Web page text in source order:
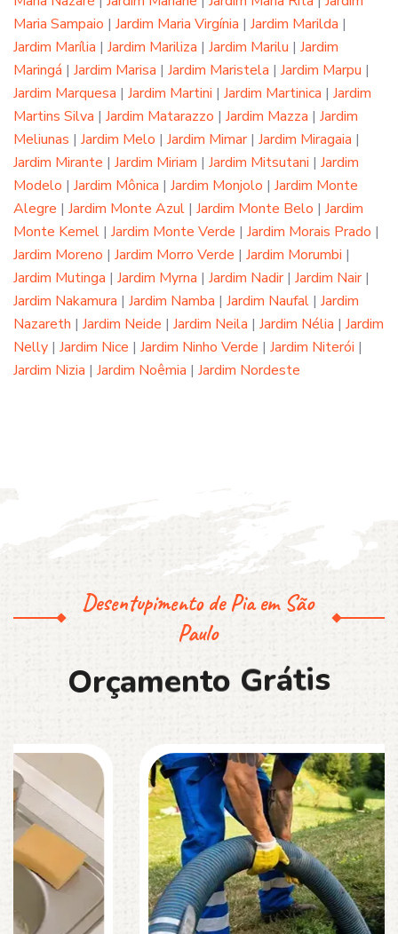
Maria Sampaio | Jardim Maria Virgínia | Jardim Marilda |
Jardim Marília | Jardim Mariliza | Jardim Marilu | Jardim
Maringá | Jardim Marisa | Jardim Maristela | Jardim Marpu |
Jardim Marquesa | Jardim Martini | Jardim Martinica | Jardim
Martins Silva | Jardim Matarazzo | Jardim Mazza | Jardim
Meliunas | Jardim Melo | Jardim Mimar| Jardim Miragaia |
Jardim Mirante | Jardim Miriam | Jardim Mitsutani | Jardim
Modelo | Jardim Mônica | Jardim Monjolo | Jardim Monte
Alegre | Jardim Monte Azul | Jardim Monte Belo | Jardim
Monte Kemel | Jardim Monte Verde | Jardim Morais Prado |
Jardim Moreno | Jardim Morro Verde | Jardim Morumbi |
Jardim Mutinga | Jardim Myrna | Jardim Nadir| Jardim Nair|
Jardim Nakamura | Jardim Namba | Jardim Naufal | Jardim
Nazareth | Jardim Neide | Jardim Neila | Jardim Nélia | Jardim
Nelly | Jardim Nice | Jardim Ninho Verde | Jardim Niterói |
Jardim Nizia | Jardim Noêmia | Jardim Nordeste
Desentupimento de Pia em São
Paulo
Orçamento Grátis